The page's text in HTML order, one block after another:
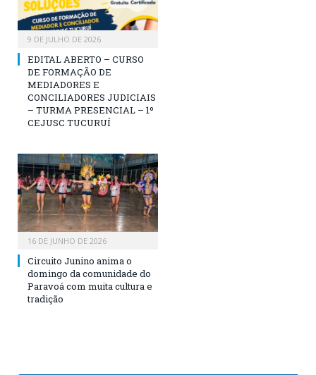
9 DE JULHO DE 2026
EDITAL ABERTO – CURSO
DE FORMAÇÃO DE
MEDIADORES E
CONCILIADORES JUDICIAIS
– TURMA PRESENCIAL – 1º
CEJUSC TUCURUÍ
16 DE JUNHO DE 2026
Circuito Junino anima o
domingo da comunidade do
Paravoá com muita cultura e
tradição